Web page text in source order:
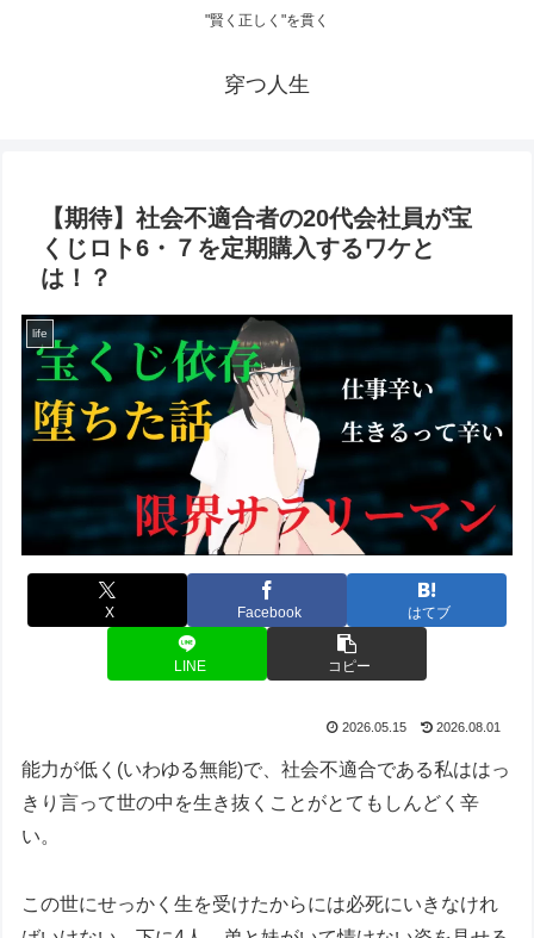
"賢く正しく"を貫く
穿つ人生
【期待】社会不適合者の20代会社員が宝
くじロト6・７を定期購入するワケと
は！？
life
X Facebook はてブ
LINE コピー
2026.05.15 2026.08.01
能力が低く(いわゆる無能)で、社会不適合である私ははっ
きり言って世の中を生き抜くことがとてもしんどく辛
い。
この世にせっかく生を受けたからには必死にいきなけれ